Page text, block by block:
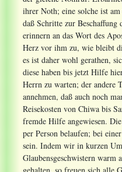
ihrer Noth; eine solche ist
daß Schritte zur
erinnern an das Wort des
Herz vor ihm zu, wie bleibt
es ist daher wohl gerathen,
diese haben bis jetzt Hilfe
Herrn zu warten; der andere
annehmen, daß auch noch
Reisekosten von Chiwa bis
fremde Hilfe angewiesen.
per Person belaufen; bei
sein. Indem wir in kurzen
Glaubensgeschwistern